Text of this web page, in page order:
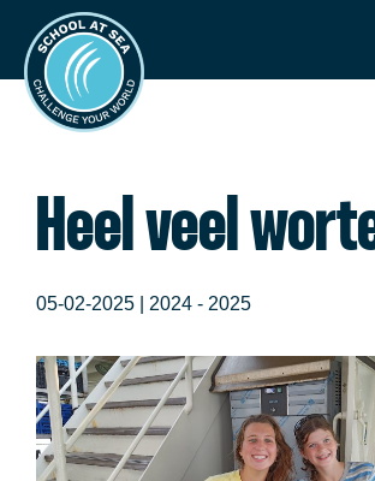
naar
inhoud
School
at
Sea
Heel veel
05-02-2025 | 2024 - 2025